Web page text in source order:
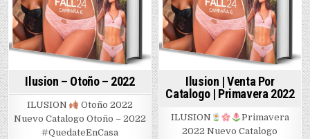
Ilusion – Otoño – 2022
ILUSION
Otoño 2022
Nuevo Catalogo Otoño – 2022
#QuedateEnCasa
Ilusion | Venta Por
Catalogo | Primavera 2022
ILUSION
Primavera
2022 Nuevo Catalogo